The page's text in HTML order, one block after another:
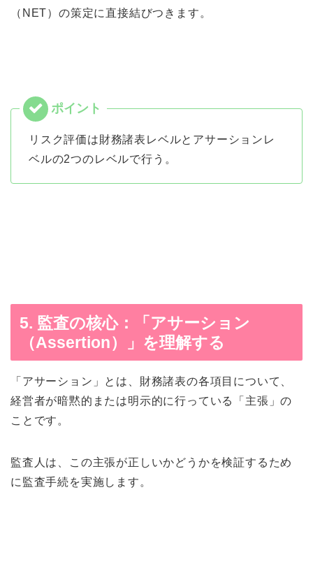
（NET）の策定に直接結びつきます。
リスク評価は財務諸表レベルとアサーションレ
ベルの2つのレベルで行う。
5. 監査の核心：「アサーション
（Assertion）」を理解する
「アサーション」とは、財務諸表の各項目について、
経営者が暗黙的または明示的に行っている「主張」の
ことです。
監査人は、この主張が正しいかどうかを検証するため
に監査手続を実施します。